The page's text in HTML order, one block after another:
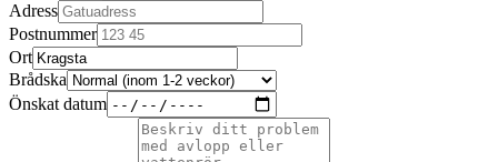
Adress
Postnummer
Ort
Brådska
Önskat datum